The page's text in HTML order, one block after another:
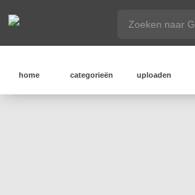
home categorieën uploaden